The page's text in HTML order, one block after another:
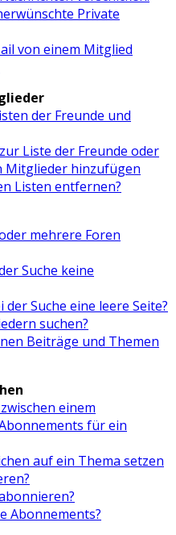
Private
von einem Mitglied
der Freunde und
Liste der Freunde oder
Mitglieder hinzufügen
Listen entfernen?
mehrere Foren
Suche keine
Suche eine leere Seite?
suchen?
Beiträge und Themen
einem
für ein
auf ein Thema setzen
Abonnements?